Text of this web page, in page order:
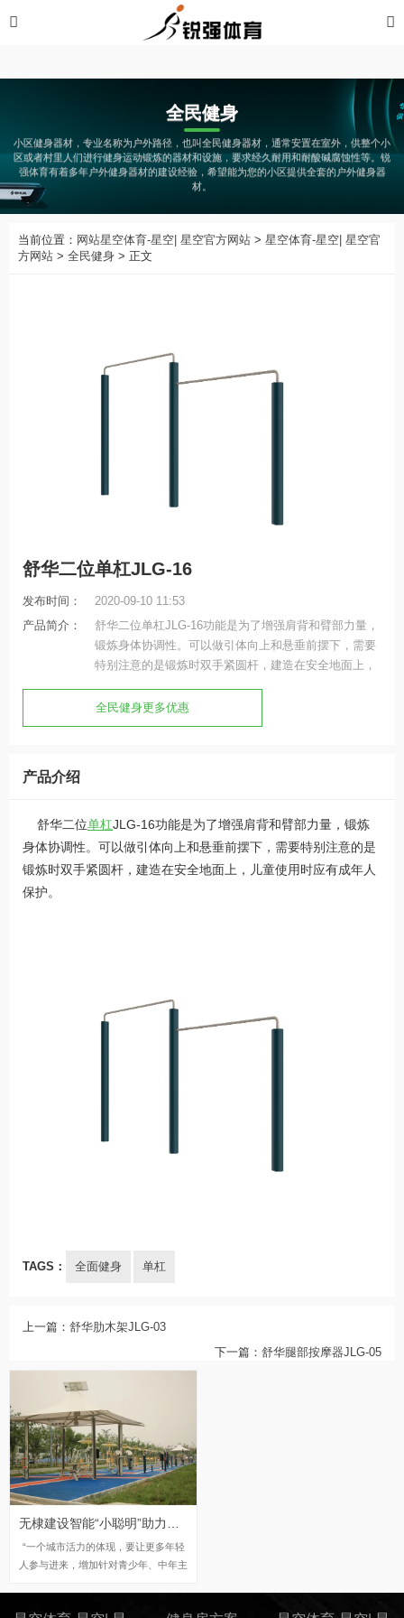
星空体育-星空| 星空官方网站
全民健身
小区健身器材，专业名称为户外路径，也叫全民健身器材，通常安置在室外，供整个小
区或者村里人们进行健身运动锻炼的器材和设施，要求经久耐用和耐酸碱腐蚀性等。锐
强体育有着多年户外健身器材的建设经验，希望能为您的小区提供全套的户外健身器
材。
当前位置： 网站星空体育-星空| 星空官方网站 > 星空体育-星空| 星空官
方网站 > 全民健身 > 正文
舒华二位单杠JLG-16
发布时间：
2020-09-10 11:53
产品简介：
舒华二位单杠JLG-16功能是为了增强肩背和臂部力量，
锻炼身体协调性。可以做引体向上和悬垂前摆下，需要
特别注意的是锻炼时双手紧圆杆，建造在安全地面上，
全民健身更多优惠
产品介绍
舒华二位单杠JLG-16功能是为了增强肩背和臂部力量，锻炼
身体协调性。可以做引体向上和悬垂前摆下，需要特别注意的是
锻炼时双手紧圆杆，建造在安全地面上，儿童使用时应有成年人
保护。
TAGS： 全面健身 单杠
上一篇： 舒华肋木架JLG-03
下一篇： 舒华腿部按摩器JLG-05
无棣建设智能“小聪明”助力全民健身“大尽兴”
“一个城市活力的体现，要让更多年轻
人参与进来，增加针对青少年、中年主